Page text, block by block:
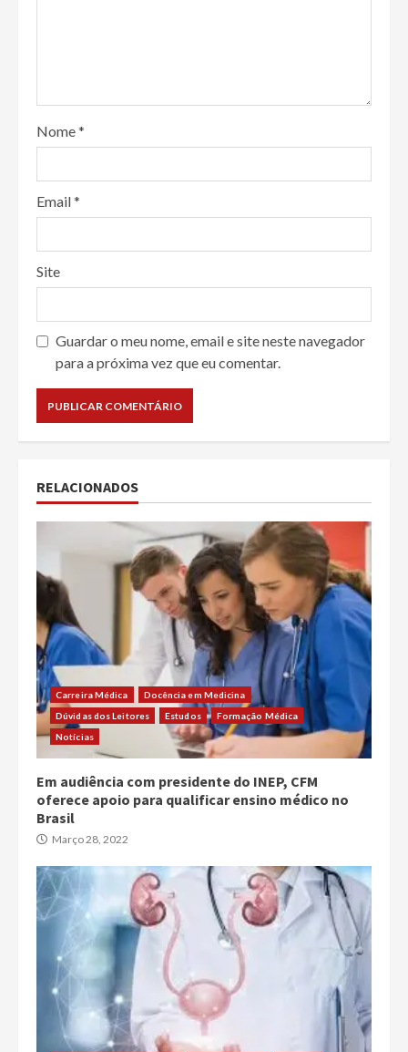
Nome*
Email*
Site
Guardar o meu nome, email e site neste navegador
para a próxima vez que eu comentar.
RELACIONADOS
Carreira Médica
Docência em Medicina
Dúvidas dos Leitores
Estudos
Formação Médica
Notícias
Em audiência com presidente do INEP, CFM
oferece apoio para qualificar ensino médico no
Brasil
Março 28, 2022